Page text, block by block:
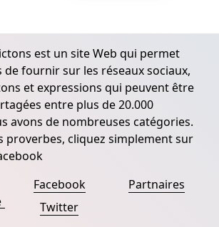
est un site Web qui permet
fournir sur les réseaux sociaux,
et expressions qui peuvent être
entre plus de 20.000
avons de nombreuses catégories.
proverbes, cliquez simplement sur
Facebook
Twitter
Partnaires